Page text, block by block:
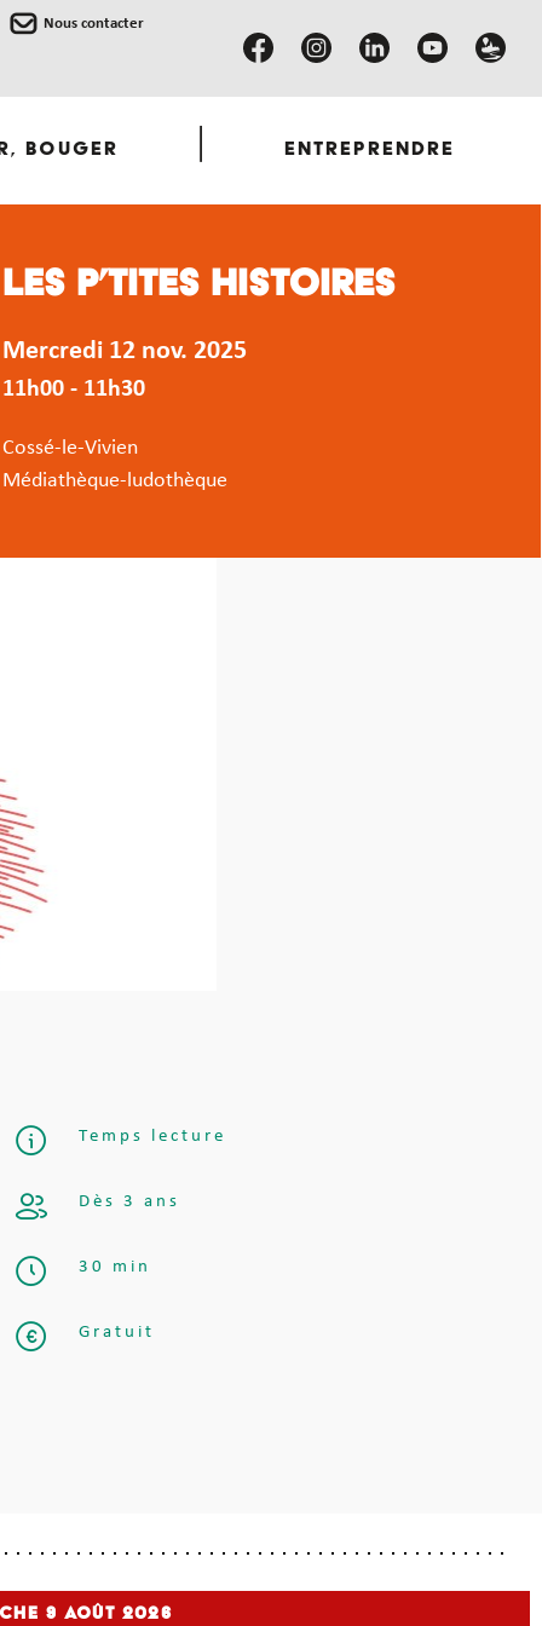
Nous contacter
Bouger Entreprendre
Les P’tites Histoires
Mercredi 12 nov. 2025
11h00 - 11h30
Cossé-le-Vivien
Médiathèque-ludothèque
Temps lecture
Dès 3 ans
30 min
Gratuit
9 Août 2026